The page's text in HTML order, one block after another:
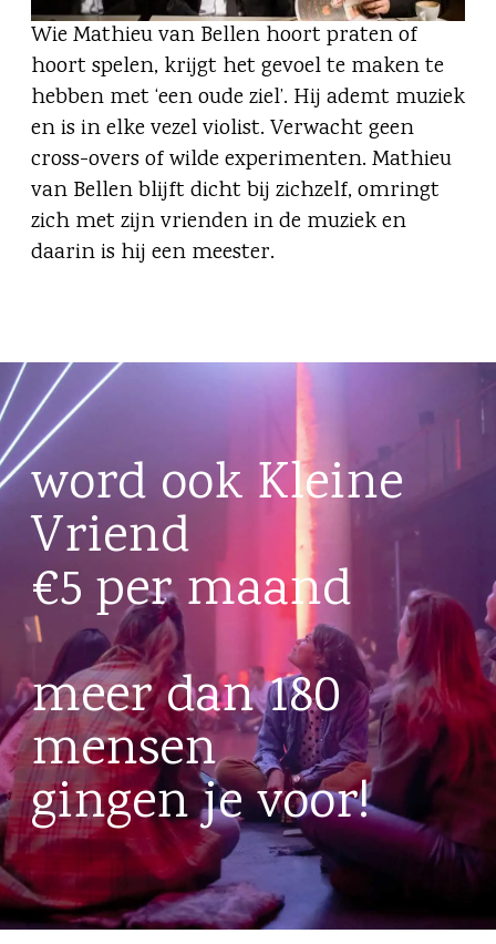
Wie Mathieu van Bellen hoort praten of
hoort spelen, krijgt het gevoel te maken te
hebben met ‘een oude ziel’. Hij ademt muziek
en is in elke vezel violist. Verwacht geen
cross-overs of wilde experimenten. Mathieu
van Bellen blijft dicht bij zichzelf, omringt
zich met zijn vrienden in de muziek en
daarin is hij een meester.
word ook Kleine
Vriend
€5 per maand
meer dan 180
mensen
gingen je voor!